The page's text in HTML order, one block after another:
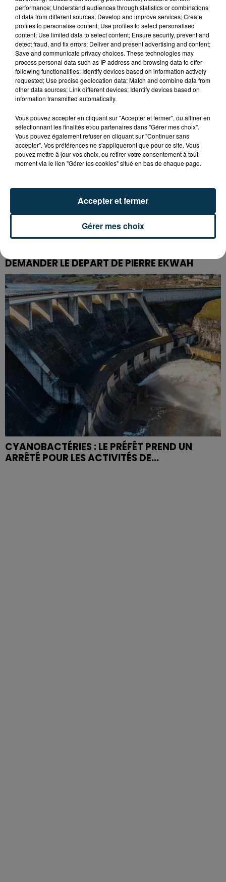
SAINT-ETIENNE : DÉPART DE FEU RUE ROGER
SALENGRO, LE SECTEUR À ÉVITER
DEMANDER LE DÉPART DE PIERRE EKWAH
CYANOBACTÉRIES : LE PRÉFÊT PREND UN
ARRÊTÉ POUR LES ACTIVITÉS DE...
performance; Understand audiences through statistics or combinations
of data from different sources; Develop and improve services; Create
profiles to personalise content; Use profiles to select personalised
content; Use limited data to select content; Ensure security, prevent and
detect fraud, and fix errors; Deliver and present advertising and content;
Save and communicate privacy choices. These technologies may
process personal data such as IP address and browsing data to offer
following functionalities: Identify devices based on information actively
requested; Use precise geolocation data; Match and combine data from
other data sources; Link different devices; Identify devices based on
information transmitted automatically.
Vous pouvez accepter en cliquant sur "Accepter et fermer", ou affiner en
sélectionnant les finalités et/ou partenaires dans "Gérer mes choix".
Vous pouvez également refuser en cliquant sur "Continuer sans
accepter". Vos préférences ne s'appliqueront que pour ce site. Vous
pouvez mettre à jour vos choix, ou retirer votre consentement à tout
moment via le lien "Gérer les cookies" situé en bas de chaque page.
Gérer mes choix
Accepter et fermer